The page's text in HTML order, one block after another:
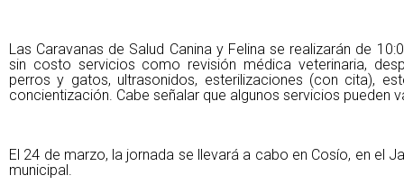
Las Caravanas de Salud Canina y Felina se realizarán de
sin costo servicios como revisión médica veterinaria,
perros y gatos, ultrasonidos, esterilizaciones (con cita),
concientización. Cabe señalar que algunos servicios pueden
El 24 de marzo, la jornada se llevará a cabo en Cosío, en el
municipal.